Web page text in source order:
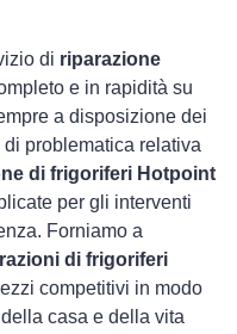
di riparazione
e in rapidità su
a disposizione dei
problematica relativa
di frigoriferi Hotpoint
per gli interventi
Forniamo a
di frigoriferi
competitivi in modo
casa e della vita